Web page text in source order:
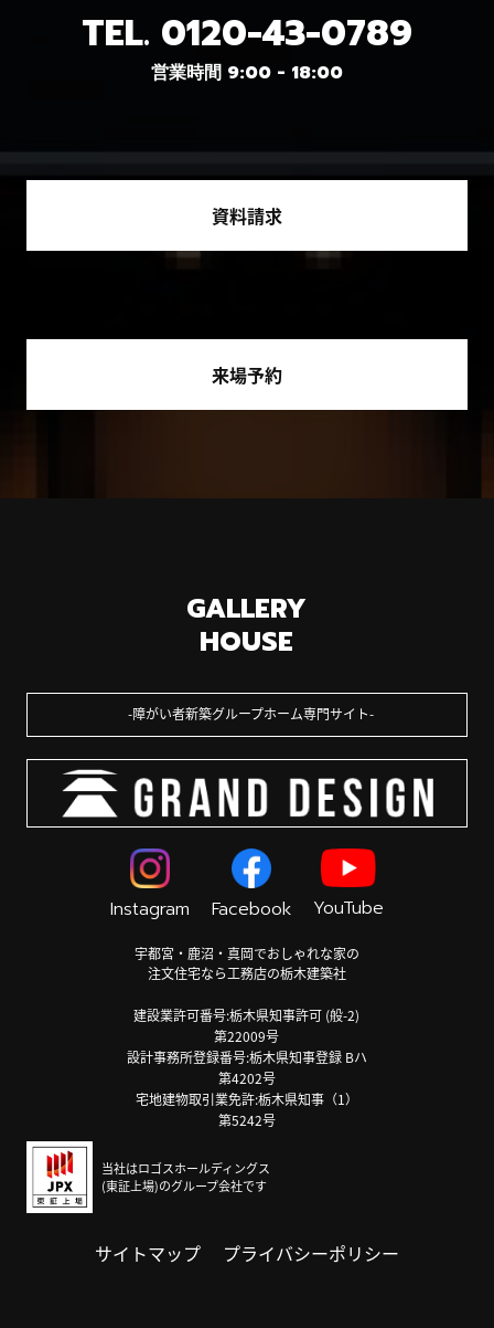
TEL. 0120-43-0789
営業時間 9:00 - 18:00
資料請求
来場予約
GALLERY
HOUSE
障がい者新築グループホーム専門サイト
Instagram Facebook YouTube
宇都宮・鹿沼・真岡でおしゃれな家の
注文住宅なら工務店の栃木建築社
建設業許可番号:栃木県知事許可 (般-2)
第22009号
設計事務所登録番号:栃木県知事登録 Bハ
第4202号
宅地建物取引業免許:栃木県知事（1）
第5242号
当社はロゴスホールディングス
(東証上場)のグループ会社です
サイトマップ プライバシーポリシー